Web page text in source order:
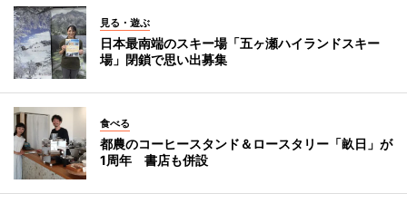
見る・遊ぶ
日本最南端のスキー場「五ヶ瀬ハイランドスキー
場」閉鎖で思い出募集
食べる
都農のコーヒースタンド＆ロースタリー「畝日」が
1周年 書店も併設